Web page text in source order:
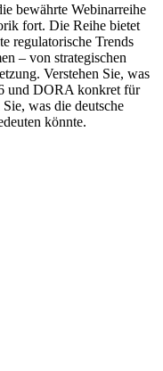
bewährte Webinarreihe
fort. Die Reihe bietet
regulatorische Trends
– von strategischen
Verstehen Sie, was
und DORA konkret für
was die deutsche
könnte.